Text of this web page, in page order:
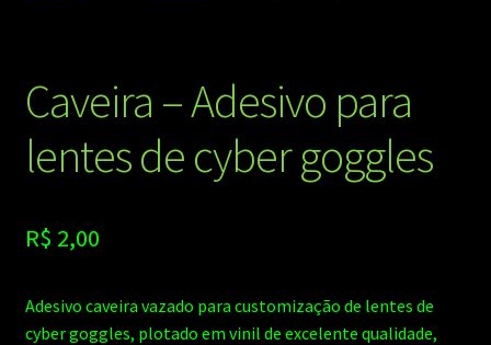
Caveira – Adesivo para
lentes de cyber goggles
R$ 2,00
Adesivo caveira vazado para customização de lentes de
cyber goggles, plotado em vinil de excelente qualidade,